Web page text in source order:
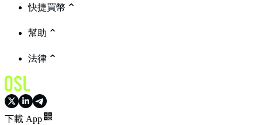
快捷買幣
幫助
法律
下載 App